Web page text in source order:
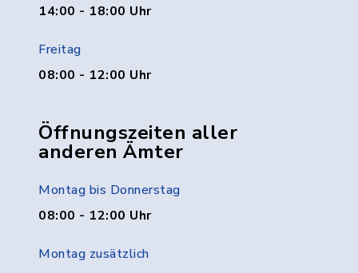
14:00 - 18:00 Uhr
Freitag
08:00 - 12:00 Uhr
Öffnungszeiten aller
anderen Ämter
Montag bis Donnerstag
08:00 - 12:00 Uhr
Montag zusätzlich